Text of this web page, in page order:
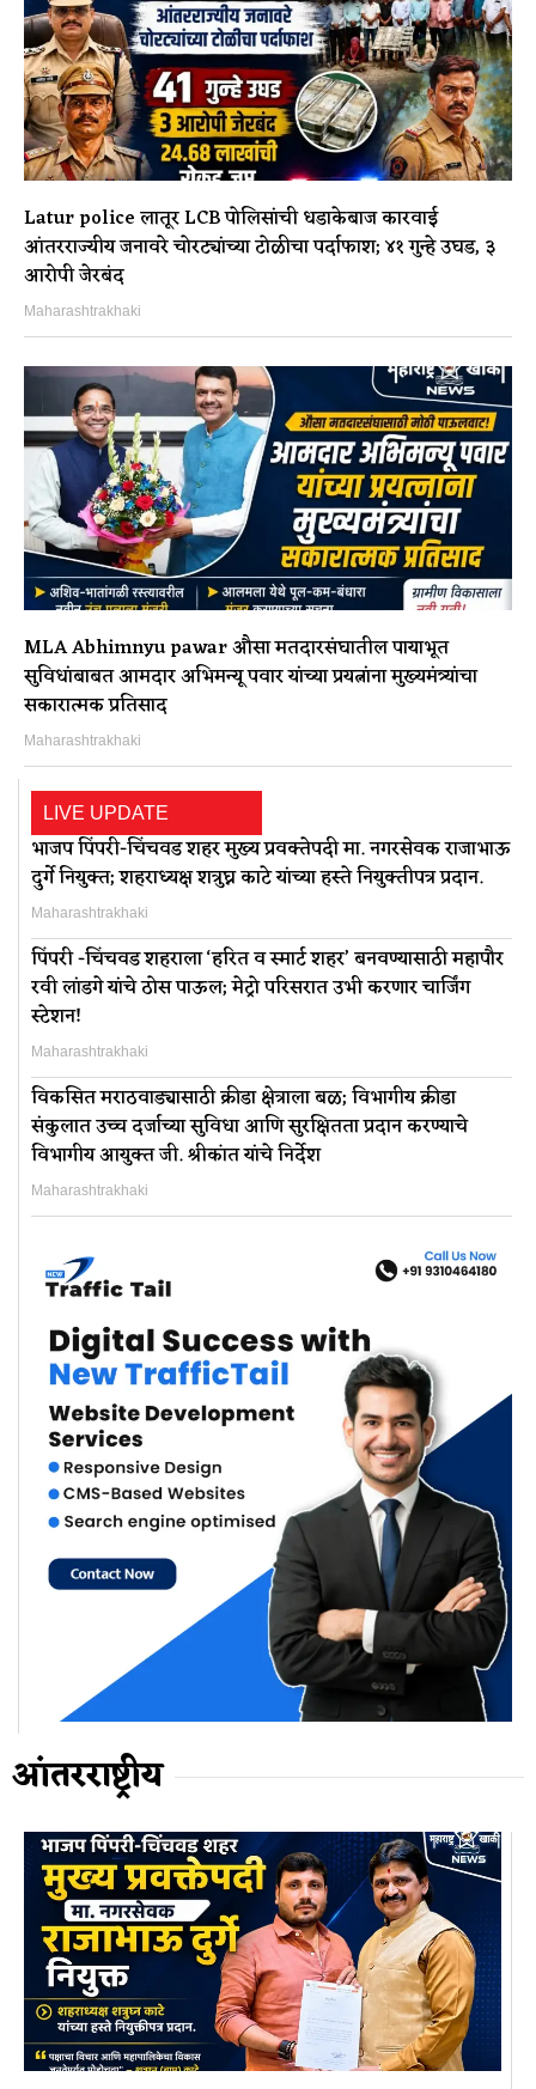
Latur police लातूर LCB पोलिसांची धडाकेबाज कारवाई
आंतरराज्यीय जनावरे चोरट्यांच्या टोळीचा पर्दाफाश; ४१ गुन्हे उघड, ३
आरोपी जेरबंद
Maharashtrakhaki
MLA Abhimnyu pawar औसा मतदारसंघातील पायाभूत
सुविधांबाबत आमदार अभिमन्यू पवार यांच्या प्रयत्नांना मुख्यमंत्र्यांचा
सकारात्मक प्रतिसाद
Maharashtrakhaki
LIVE UPDATE
भाजप पिंपरी-चिंचवड शहर मुख्य प्रवक्तेपदी मा. नगरसेवक राजाभाऊ
दुर्गे नियुक्त; शहराध्यक्ष शत्रुघ्न काटे यांच्या हस्ते नियुक्तीपत्र प्रदान.
Maharashtrakhaki
पिंपरी -चिंचवड शहराला ‘हरित व स्मार्ट शहर’ बनवण्यासाठी महापौर
रवी लांडगे यांचे ठोस पाऊल; मेट्रो परिसरात उभी करणार चार्जिंग
स्टेशन!
Maharashtrakhaki
विकसित मराठवाड्यासाठी क्रीडा क्षेत्राला बळ; विभागीय क्रीडा
संकुलात उच्च दर्जाच्या सुविधा आणि सुरक्षितता प्रदान करण्याचे
विभागीय आयुक्त जी. श्रीकांत यांचे निर्देश
Maharashtrakhaki
आंतरराष्ट्रीय